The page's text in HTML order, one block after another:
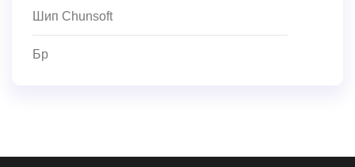
Шип Chunsoft
Бр